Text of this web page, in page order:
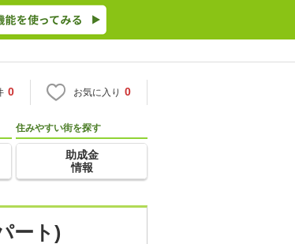
0 お気に入り 0
住みやすい街を探す
助成金
情報
ート)